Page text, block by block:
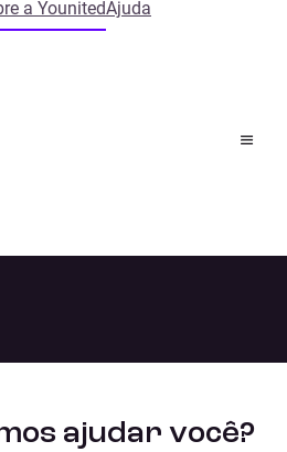
a YounitedAjuda
ajudar você?